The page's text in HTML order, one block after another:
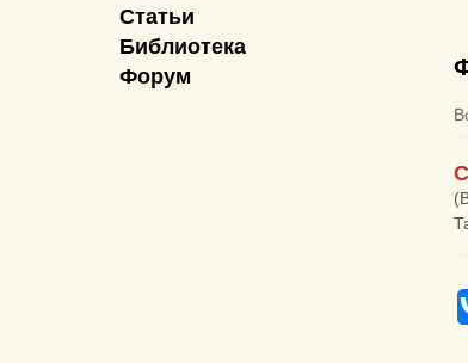
Статьи
Библиотека
Форум